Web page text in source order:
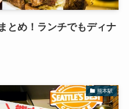
とめ！ランチでもディナ
熊本駅